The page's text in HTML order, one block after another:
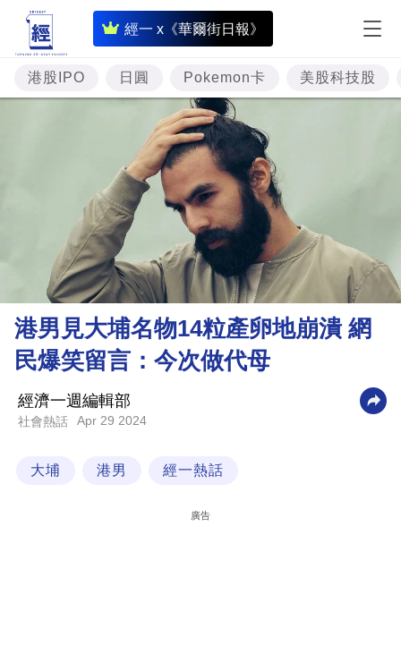
經一 x《華爾街日報》
即
時
財
經
投
資
樓
市
理
財
商
業
科
港股IPO 日圓 Pokemon卡 美股科技股
港男見大埔名物14粒產卵地崩潰 網
民爆笑留言：今次做代母
經濟一週編輯部
社會熱話 Apr 29 2024
大埔 港男 經一熱話
廣告